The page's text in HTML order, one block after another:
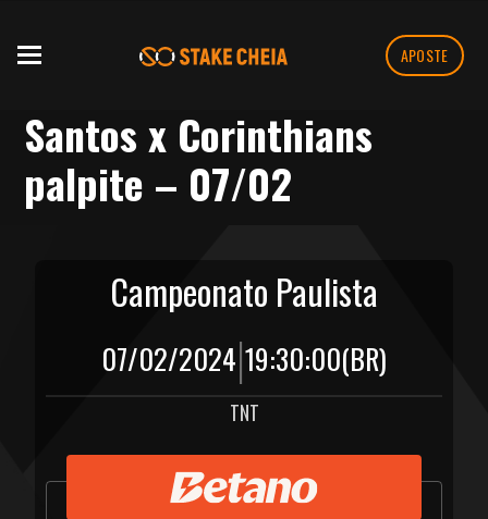
APOSTE
Santos x Corinthians
palpite – 07/02
Campeonato Paulista
07/02/2024|19:30:00(BR)
TNT